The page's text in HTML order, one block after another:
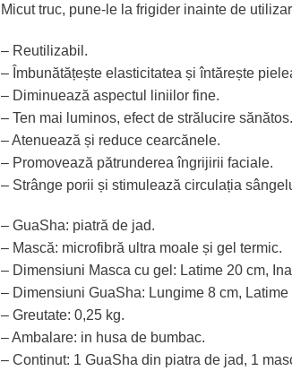
Micut truc, pune-le la frigider inainte de
– Reutilizabil.
– Îmbunătățește elasticitatea și întărește
– Diminuează aspectul liniilor fine.
– Ten mai luminos, efect de strălucire sănătos.
– Atenuează și reduce cearcănele.
– Promovează pătrunderea îngrijirii faciale.
– Strânge porii și stimulează circulația
– GuaSha: piatră de jad.
– Mască: microfibră ultra moale și gel termic.
– Dimensiuni Masca cu gel: Latime 20 cm,
– Dimensiuni GuaSha: Lungime 8 cm, Latime
– Greutate: 0,25 kg.
– Ambalare: in husa de bumbac.
– Continut: 1 GuaSha din piatra de jad, 1